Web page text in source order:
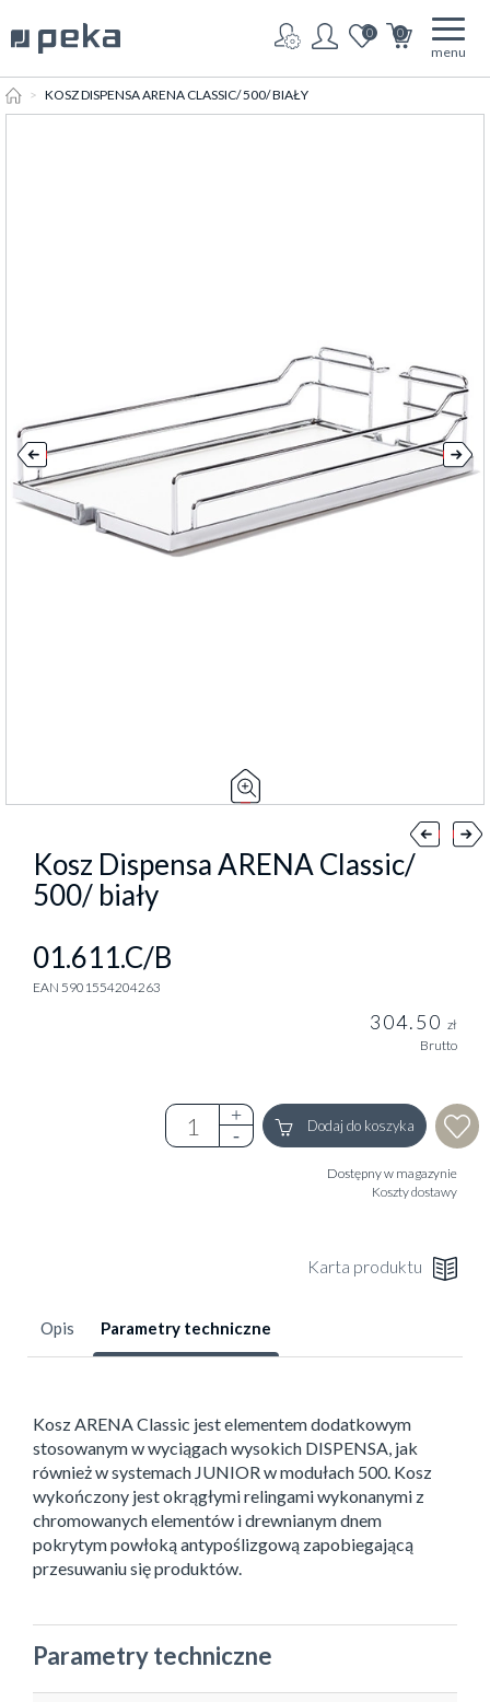
0 0
menu
HOMEKOSZ DISPENSA ARENA CLASSIC/ 500/ BIAŁY
Kosz Dispensa ARENA Classic/
500/ biały
01.611.C/B
EAN 5901554204263
304.50 zł
Brutto
Dodaj do koszyka
Dostępny w magazynie
Koszty dostawy
Karta produktu
Opis Parametry techniczne
Kosz ARENA Classic jest elementem dodatkowym
stosowanym w wyciągach wysokich DISPENSA, jak
również w systemach JUNIOR w modułach 500. Kosz
wykończony jest okrągłymi relingami wykonanymi z
chromowanych elementów i drewnianym dnem
pokrytym powłoką antypoślizgową zapobiegającą
przesuwaniu się produktów.
Parametry techniczne